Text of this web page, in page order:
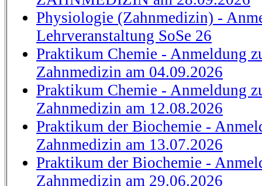
Physiologie (Zahnmedizin) -
Lehrveranstaltung SoSe 26
Praktikum Chemie - Anmeldung
Zahnmedizin am 04.09.2026
Praktikum Chemie - Anmeldung
Zahnmedizin am 12.08.2026
Praktikum der Biochemie -
Zahnmedizin am 13.07.2026
Praktikum der Biochemie -
Zahnmedizin am 29.06.2026